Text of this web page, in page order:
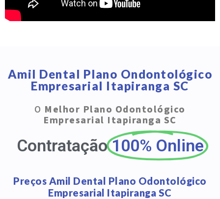
Amil Dental Plano Ondontológico
Empresarial Itapiranga SC
O Melhor Plano Odontológico
Empresarial Itapiranga SC
Contratação 100% Online
Preços Amil Dental Plano Odontológico
Empresarial Itapiranga SC